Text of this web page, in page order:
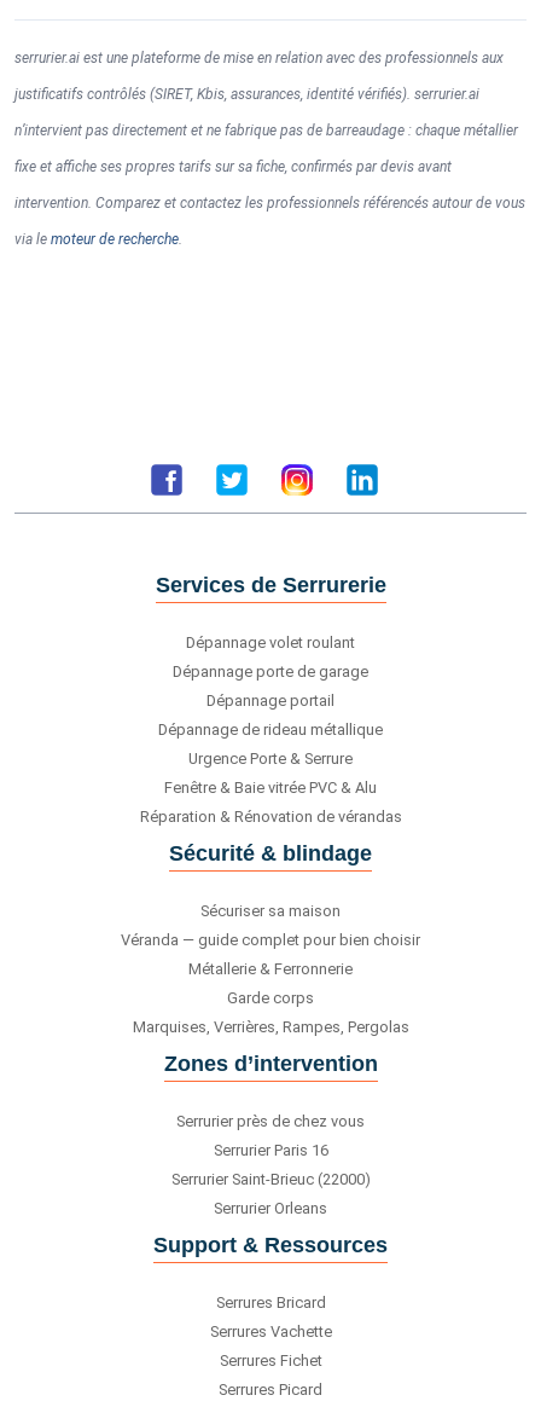
serrurier.ai est une plateforme de mise en relation avec des professionnels aux
justificatifs contrôlés (SIRET, Kbis, assurances, identité vérifiés). serrurier.ai
n’intervient pas directement et ne fabrique pas de barreaudage : chaque métallier
fixe et affiche ses propres tarifs sur sa fiche, confirmés par devis avant
intervention. Comparez et contactez les professionnels référencés autour de vous
via le moteur de recherche.
Services de Serrurerie
Dépannage volet roulant
Dépannage porte de garage
Dépannage portail
Dépannage de rideau métallique
Urgence Porte & Serrure
Fenêtre & Baie vitrée PVC & Alu
Réparation & Rénovation de vérandas
Sécurité & blindage
Sécuriser sa maison
Véranda — guide complet pour bien choisir
Métallerie & Ferronnerie
Garde corps
Marquises, Verrières, Rampes, Pergolas
Zones d’intervention
Serrurier près de chez vous
Serrurier Paris 16
Serrurier Saint-Brieuc (22000)
Serrurier Orleans
Support & Ressources
Serrures Bricard
Serrures Vachette
Serrures Fichet
Serrures Picard